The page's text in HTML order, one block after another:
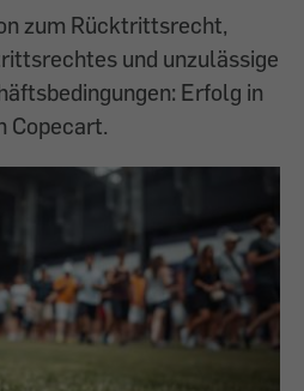
zum Rücktrittsrecht,
und unzulässige
Erfolg in
Copecart.